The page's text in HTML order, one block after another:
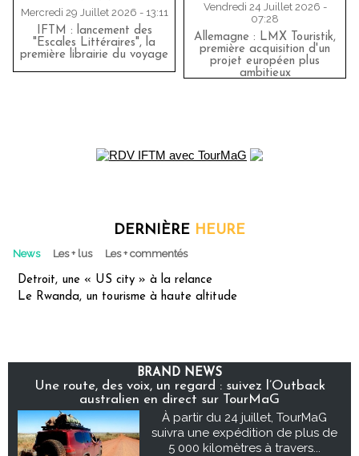
Mercredi 29 Juillet 2026 - 13:11
IFTM : lancement des
"Escales Littéraires", la
première librairie du voyage
Vendredi 24 Juillet 2026 -
07:28
Allemagne : LMX Touristik,
première acquisition d'un
projet européen plus
ambitieux
DERNIÈRE HEURE
News Les + lus Les + commentés
Detroit, une « US city » à la relance
Le Rwanda, un tourisme à haute altitude
BRAND NEWS
Une route, des voix, un regard : suivez l’Outback
australien en direct sur TourMaG
À partir du 24 juillet, TourMaG
suivra une expédition de plus de
5 000 kilomètres à travers...